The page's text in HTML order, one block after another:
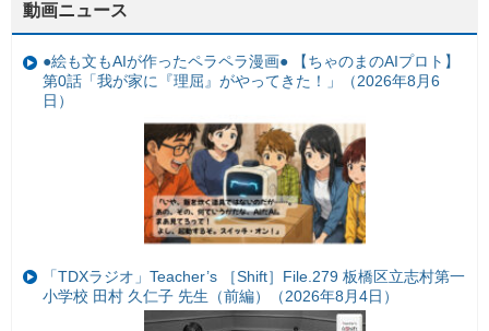
動画ニュース
●絵も文もAIが作ったペラペラ漫画● 【ちゃのまのAIプロト】
第0話「我が家に『理屈』がやってきた！」（2026年8月6
日）
「TDXラジオ」Teacher’s ［Shift］File.279 板橋区立志村第一
小学校 田村 久仁子 先生（前編）（2026年8月4日）